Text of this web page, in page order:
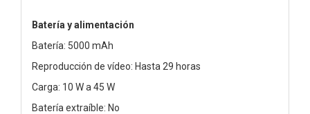
Batería y alimentación
Batería: 5000 mAh
Reproducción de vídeo: Hasta 29 horas
Carga: 10 W a 45 W
Batería extraíble: No